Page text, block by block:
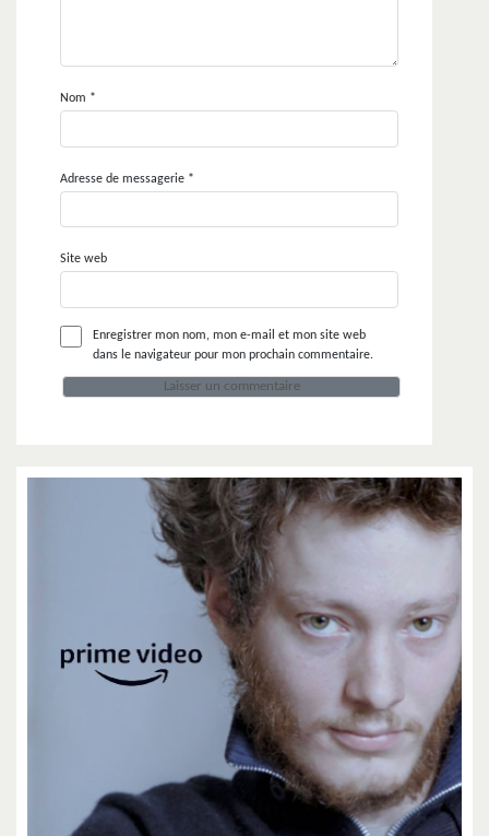
Nom *
Adresse de messagerie *
Site web
Enregistrer mon nom, mon e-mail et mon site web
dans le navigateur pour mon prochain commentaire.